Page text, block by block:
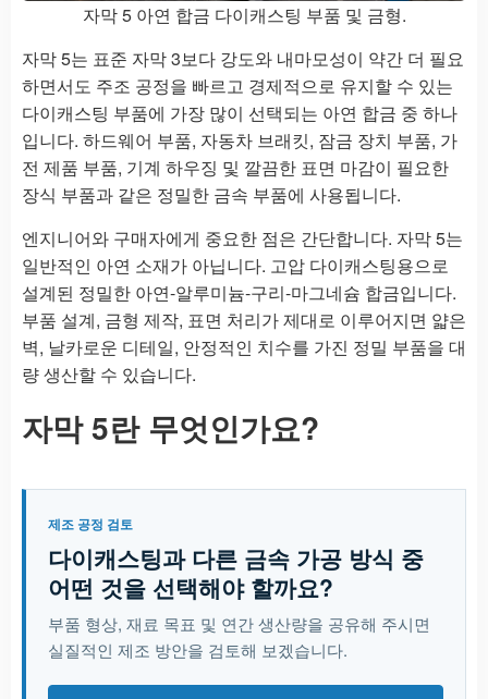
자막 5 아연 합금 다이캐스팅 부품 및 금형.
자막 5는 표준 자막 3보다 강도와 내마모성이 약간 더 필요
하면서도 주조 공정을 빠르고 경제적으로 유지할 수 있는
다이캐스팅 부품에 가장 많이 선택되는 아연 합금 중 하나
입니다. 하드웨어 부품, 자동차 브래킷, 잠금 장치 부품, 가
전 제품 부품, 기계 하우징 및 깔끔한 표면 마감이 필요한
장식 부품과 같은 정밀한 금속 부품에 사용됩니다.
엔지니어와 구매자에게 중요한 점은 간단합니다. 자막 5는
일반적인 아연 소재가 아닙니다. 고압 다이캐스팅용으로
설계된 정밀한 아연-알루미늄-구리-마그네슘 합금입니다.
부품 설계, 금형 제작, 표면 처리가 제대로 이루어지면 얇은
벽, 날카로운 디테일, 안정적인 치수를 가진 정밀 부품을 대
량 생산할 수 있습니다.
자막 5란 무엇인가요?
제조 공정 검토
다이캐스팅과 다른 금속 가공 방식 중
어떤 것을 선택해야 할까요?
부품 형상, 재료 목표 및 연간 생산량을 공유해 주시면
실질적인 제조 방안을 검토해 보겠습니다.